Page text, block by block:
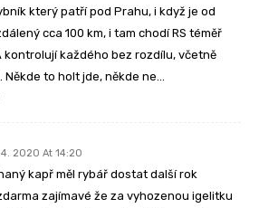
který patří pod Prahu, i když je od
cca 100 km, i tam chodí RS téměř
kontrolují každého bez rozdílu, včetně
Někde to holt jde, někde ne…
2020 At 14:20
kapř měl rybář dostat další rok
zajímavé že za vyhozenou igelitku